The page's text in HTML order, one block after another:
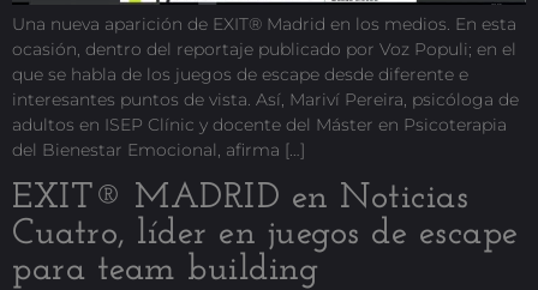
Una nueva aparición de EXIT® Madrid en los medios. En esta
ocasión, dentro del reportaje publicado por Voz Populi; en el
que se habla de los juegos de escape desde diferente e
interesantes puntos de vista. Así, Mariví Pereira, psicóloga de
adultos en ISEP Clínic y docente del Máster en Psicoterapia
del Bienestar Emocional, afirma […]
EXIT® MADRID en Noticias
Cuatro, líder en juegos de escape
para team building